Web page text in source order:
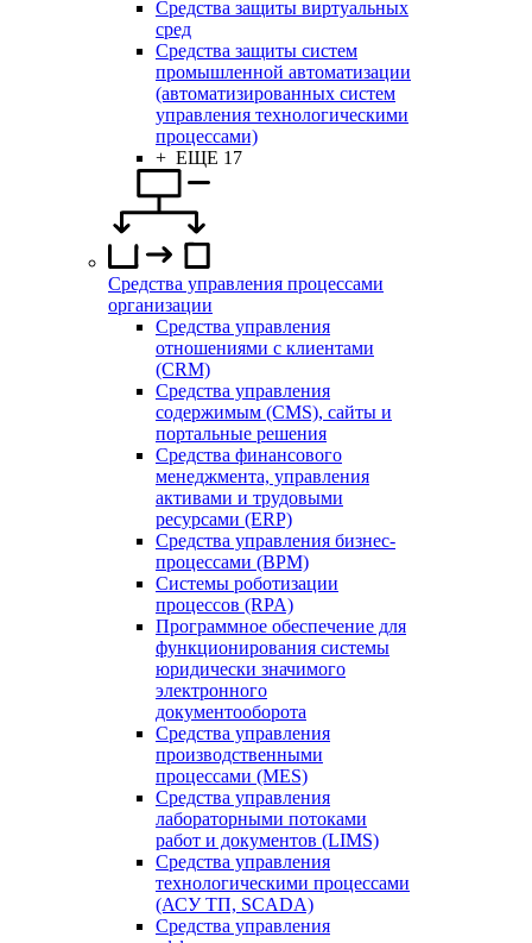
Средства защиты виртуальных
сред
Средства защиты систем
промышленной автоматизации
(автоматизированных систем
управления технологическими
процессами)
+ ЕЩЕ 17
Средства управления процессами
организации
Средства управления
отношениями с клиентами
(CRM)
Средства управления
содержимым (CMS), сайты и
портальные решения
Средства финансового
менеджмента, управления
активами и трудовыми
ресурсами (ERP)
Средства управления бизнес-
процессами (BPM)
Системы роботизации
процессов (RPA)
Программное обеспечение для
функционирования системы
юридически значимого
электронного
документооборота
Средства управления
производственными
процессами (MES)
Средства управления
лабораторными потоками
работ и документов (LIMS)
Средства управления
технологическими процессами
(АСУ ТП, SCADA)
Средства управления